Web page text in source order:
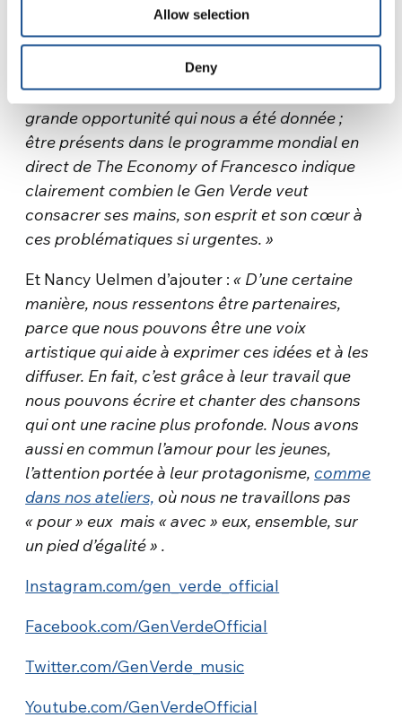
Allow selection
Deny
solidaire et attentive aux pauvres de la
« Nous sommes honorés– explique Sally
McAllister, directrice du Gen Verde –pour cette
grande opportunité qui nous a été donnée ;
être présents dans leprogramme mondial en
direct de The Economy of Francesco indique
clairement combien le Gen Verde veut
consacrerses mains, son esprit et son cœur à
ces problématiques si urgentes. »
Et Nancy Uelmen d’ajouter :« D’une certaine
manière, nous ressentons êtrepartenaires,
parceque nous pouvons être une voix
artistique qui aide à exprimer ces idées et à les
diffuser. En fait, c’estgrâce à leur travail que
nous pouvons écrire et chanter des chansons
qui ont une racine plusprofonde. Nous avons
aussi en commun l’amour pour les jeunes,
l’attention portée à leur protagonisme, comme
dans nos ateliers, oùnous ne travaillons pas
«pour » eux mais «avec » eux, ensemble, sur
un piedd’égalité» .
Instagram.com/gen_verde_official
Facebook.com/GenVerdeOfficial
Twitter.com/GenVerde_music
Youtube.com/GenVerdeOfficial